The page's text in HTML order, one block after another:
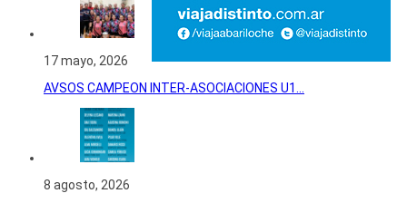
17 mayo, 2026
AVSOS CAMPEON INTER-ASOCIACIONES U1...
8 agosto, 2026